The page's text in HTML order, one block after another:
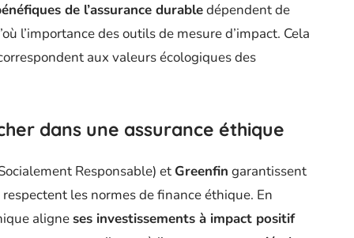
de l’assurance durabledépendent de
l’importance des outils de mesure d’impact. Cela
aux valeurs écologiques des
dans une assurance éthique
Responsable) et Greenfin garantissent
les normes de finance éthique. En
aligneses investissements à impact positif